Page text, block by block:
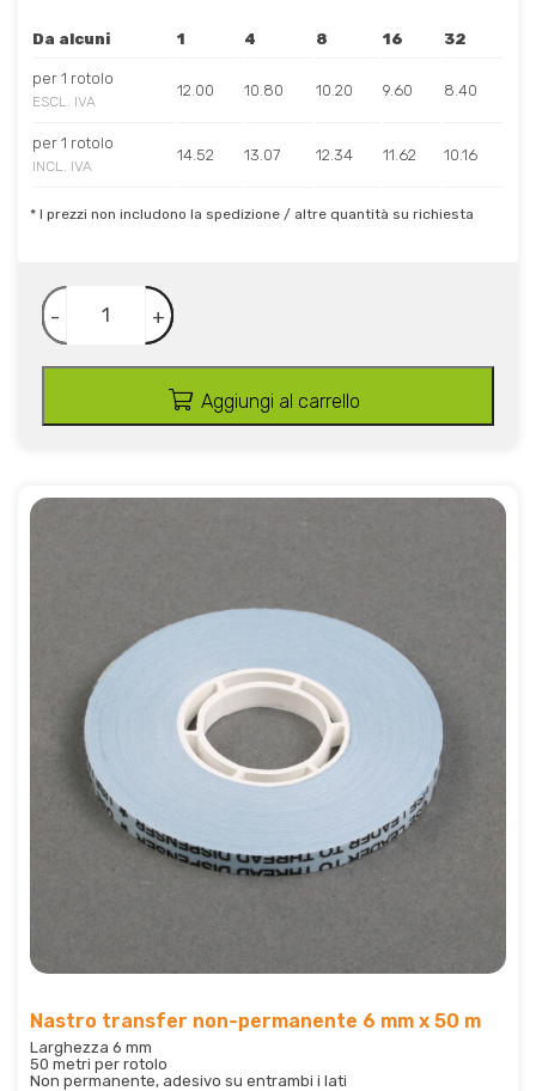
Da alcuni 1 4 8 16 32
per 1 rotolo
ESCL. IVA
12.00 10.80 10.20 9.60 8.40
per 1 rotolo
INCL. IVA
14.52 13.07 12.34 11.62 10.16
* I prezzi non includono la spedizione / altre quantità su richiesta
- +
Aggiungi al carrello
Nastro transfer non-permanente 6 mm x 50 m
Larghezza 6 mm
50 metri per rotolo
Non permanente, adesivo su entrambi i lati